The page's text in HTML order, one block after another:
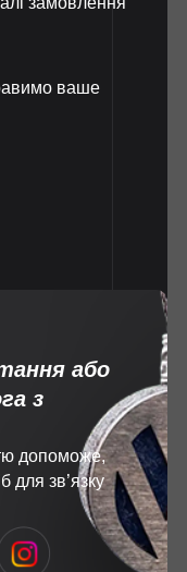
ваше
або
з
допоможе,
для зв’язку